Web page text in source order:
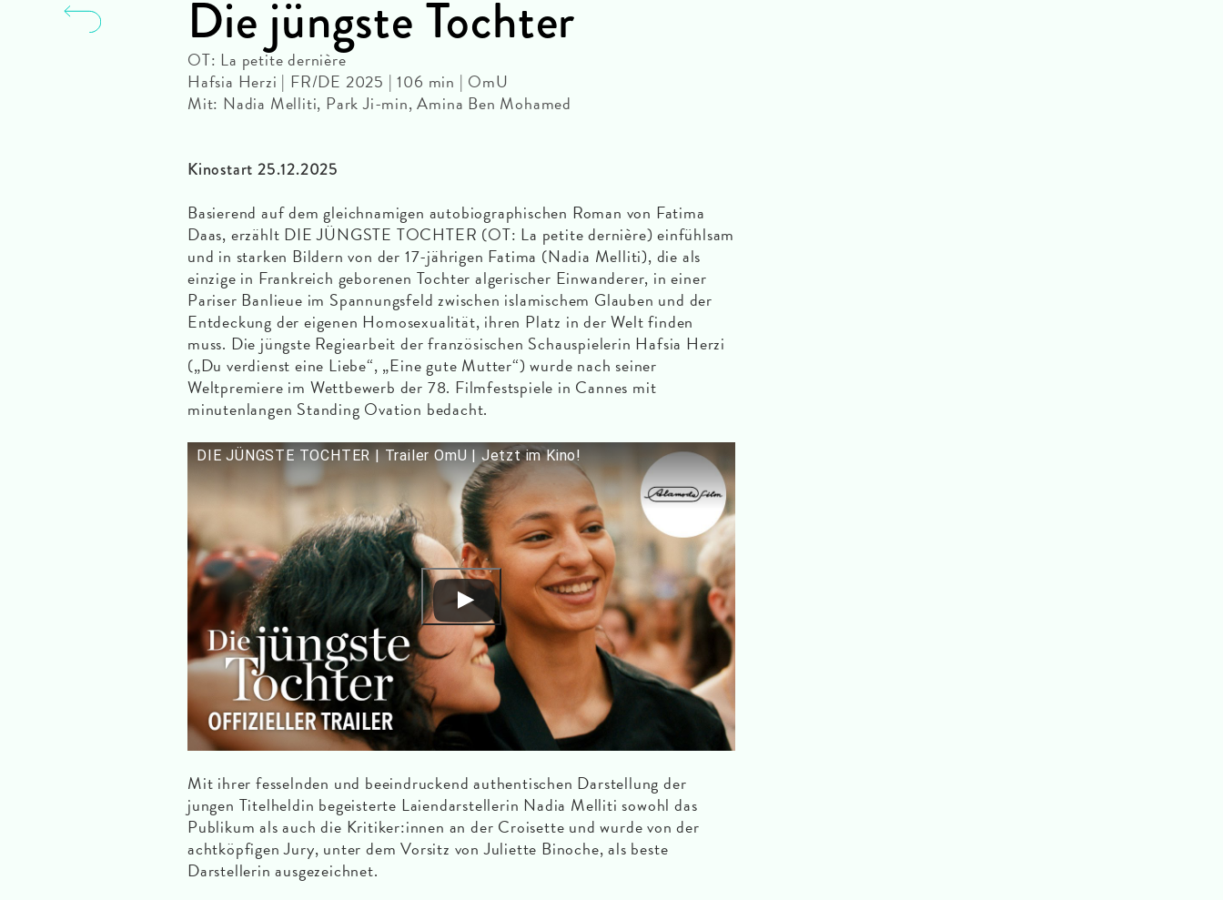
Die jüngste Tochter
OT: La petite dernière
Hafsia Herzi | FR/DE 2025 | 106 min | OmU
Mit: Nadia Melliti, Park Ji-min, Amina Ben Mohamed
Kinostart 25.12.2025
Basierend auf dem gleichnamigen autobiographischen Roman von Fatima
Daas, erzählt DIE JÜNGSTE TOCHTER (OT: La petite dernière) einfühlsam
und in starken Bildern von der 17-jährigen Fatima (Nadia Melliti), die als
einzige in Frankreich geborenen Tochter algerischer Einwanderer, in einer
Pariser Banlieue im Spannungsfeld zwischen islamischem Glauben und der
Entdeckung der eigenen Homosexualität, ihren Platz in der Welt finden
muss. Die jüngste Regiearbeit der französischen Schauspielerin Hafsia Herzi
(„Du verdienst eine Liebe“, „Eine gute Mutter“) wurde nach seiner
Weltpremiere im Wettbewerb der 78. Filmfestspiele in Cannes mit
minutenlangen Standing Ovation bedacht.
DIE JÜNGSTE TOCHTER | Trailer OmU | Jetzt im Kino!
Mit ihrer fesselnden und beeindruckend authentischen Darstellung der
jungen Titelheldin begeisterte Laiendarstellerin Nadia Melliti sowohl das
Publikum als auch die Kritiker:innen an der Croisette und wurde von der
achtköpfigen Jury, unter dem Vorsitz von Juliette Binoche, als beste
Darstellerin ausgezeichnet.